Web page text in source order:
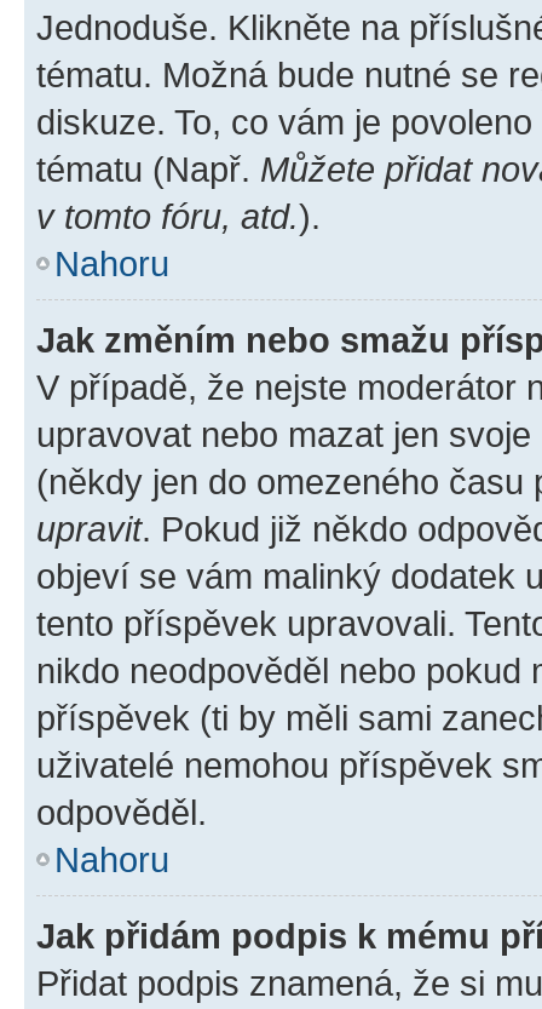
Jednoduše. Klikněte na
tématu. Možná bude nutné se
diskuze. To, co vám je
tématu (Např. Můžete přidat
v tomto fóru, atd.).
Nahoru
Jak změním nebo smažu
V případě, že nejste moderátor
upravovat nebo mazat jen
(někdy jen do omezeného
upravit. Pokud již někdo
objeví se vám malinký dodatek
tento příspěvek upravovali.
nikdo neodpověděl nebo pokud
příspěvek (ti by měli sami
uživatelé nemohou příspěvek
odpověděl.
Nahoru
Jak přidám podpis k mému
Přidat podpis znamená, že si